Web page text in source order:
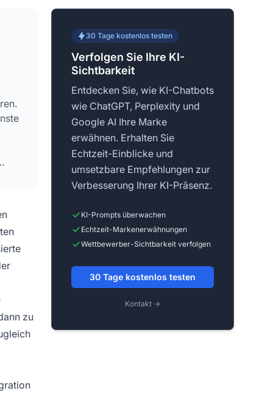
zu
30 Tage kostenlos testen
Verfolgen Sie Ihre KI-
Sichtbarkeit
Entdecken Sie, wie KI-Chatbots
wie ChatGPT, Perplexity und
Google AI Ihre Marke
erwähnen. Erhalten Sie
Echtzeit-Einblicke und
umsetzbare Empfehlungen zur
Verbesserung Ihrer KI-Präsenz.
KI-Prompts überwachen
Echtzeit-Markenerwähnungen
Wettbewerber-Sichtbarkeit verfolgen
30 Tage kostenlos testen
Kontakt →